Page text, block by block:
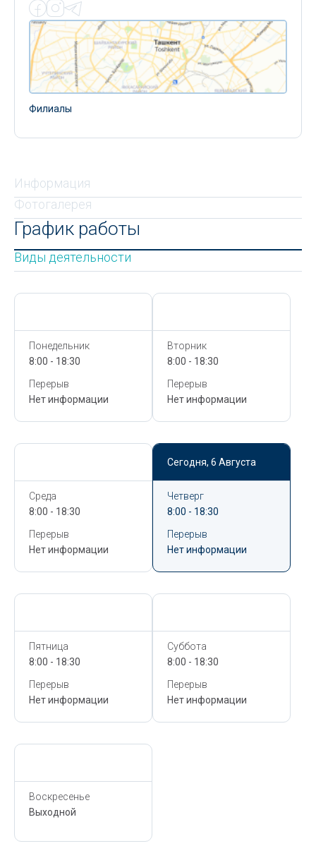
Филиалы
Информация
Фотогалерея
График работы
Виды деятельности
Понедельник
8:00 - 18:30
Перерыв
Нет информации
Вторник
8:00 - 18:30
Перерыв
Нет информации
Среда
8:00 - 18:30
Перерыв
Нет информации
Сегодня, 6 Августа
Четверг
8:00 - 18:30
Перерыв
Нет информации
Пятница
8:00 - 18:30
Перерыв
Нет информации
Суббота
8:00 - 18:30
Перерыв
Нет информации
Воскресенье
Выходной